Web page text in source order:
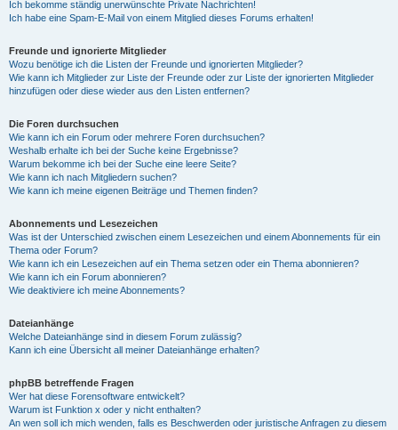
Ich bekomme ständig unerwünschte Private Nachrichten!
Ich habe eine Spam-E-Mail von einem Mitglied dieses Forums erhalten!
Freunde und ignorierte Mitglieder
Wozu benötige ich die Listen der Freunde und ignorierten Mitglieder?
Wie kann ich Mitglieder zur Liste der Freunde oder zur Liste der ignorierten Mitglieder
hinzufügen oder diese wieder aus den Listen entfernen?
Die Foren durchsuchen
Wie kann ich ein Forum oder mehrere Foren durchsuchen?
Weshalb erhalte ich bei der Suche keine Ergebnisse?
Warum bekomme ich bei der Suche eine leere Seite?
Wie kann ich nach Mitgliedern suchen?
Wie kann ich meine eigenen Beiträge und Themen finden?
Abonnements und Lesezeichen
Was ist der Unterschied zwischen einem Lesezeichen und einem Abonnements für ein
Thema oder Forum?
Wie kann ich ein Lesezeichen auf ein Thema setzen oder ein Thema abonnieren?
Wie kann ich ein Forum abonnieren?
Wie deaktiviere ich meine Abonnements?
Dateianhänge
Welche Dateianhänge sind in diesem Forum zulässig?
Kann ich eine Übersicht all meiner Dateianhänge erhalten?
phpBB betreffende Fragen
Wer hat diese Forensoftware entwickelt?
Warum ist Funktion x oder y nicht enthalten?
An wen soll ich mich wenden, falls es Beschwerden oder juristische Anfragen zu diesem